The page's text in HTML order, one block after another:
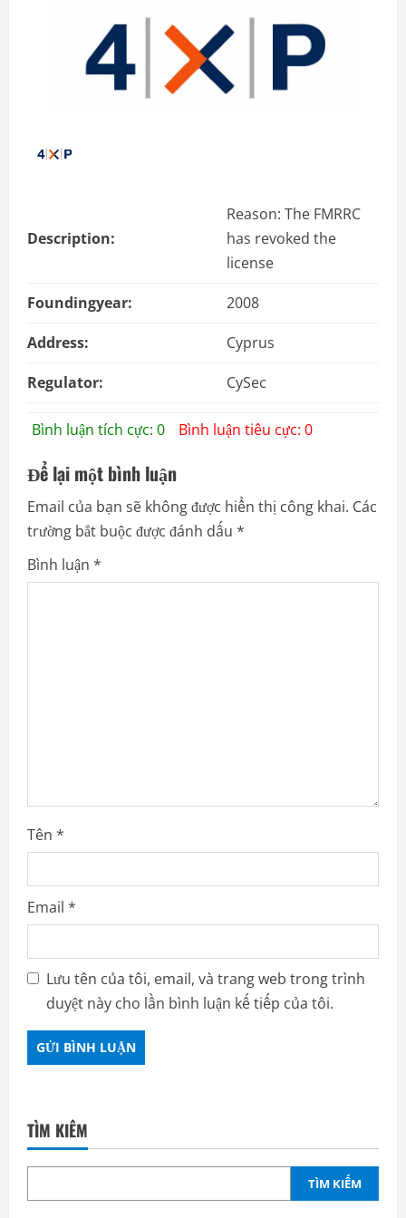
Description:
Reason: The FMRRC
has revoked the
license
Foundingyear:
2008
Address:
Cyprus
Regulator:
CySec
Bình luận tích cực: 0 Bình luận tiêu cực: 0
Để lại một bình luận
Email của bạn sẽ không được hiển thị công khai. Các
trường bắt buộc được đánh dấu *
Bình luận *
Tên *
Email *
Lưu tên của tôi, email, và trang web trong trình
duyệt này cho lần bình luận kế tiếp của tôi.
TÌM KIẾM
TÌM KIẾM